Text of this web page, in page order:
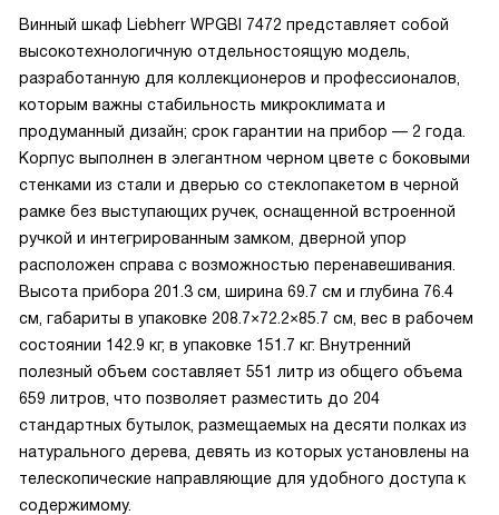
Винный шкаф Liebherr WPGBI 7472 представляет собой
высокотехнологичную отдельностоящую модель,
разработанную для коллекционеров и профессионалов,
которым важны стабильность микроклимата и
продуманный дизайн; срок гарантии на прибор — 2 года.
Корпус выполнен в элегантном черном цвете с боковыми
стенками из стали и дверью со стеклопакетом в черной
рамке без выступающих ручек, оснащенной встроенной
ручкой и интегрированным замком, дверной упор
расположен справа с возможностью перенавешивания.
Высота прибора 201.3 см, ширина 69.7 см и глубина 76.4
см, габариты в упаковке 208.7×72.2×85.7 см, вес в рабочем
состоянии 142.9 кг, в упаковке 151.7 кг. Внутренний
полезный объем составляет 551 литр из общего объема
659 литров, что позволяет разместить до 204
стандартных бутылок, размещаемых на десяти полках из
натурального дерева, девять из которых установлены на
телескопические направляющие для удобного доступа к
содержимому.